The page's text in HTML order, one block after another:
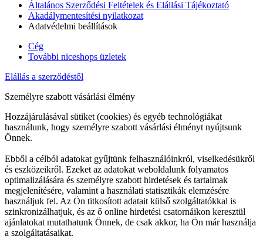
Általános Szerződési Feltételek és Elállási Tájékoztató
Akadálymentesítési nyilatkozat
Adatvédelmi beállítások
Cég
További niceshops üzletek
Elállás a szerződéstől
Személyre szabott vásárlási élmény
Hozzájárulásával sütiket (cookies) és egyéb technológiákat
használunk, hogy személyre szabott vásárlási élményt nyújtsunk
Önnek.
Ebből a célból adatokat gyűjtünk felhasználóinkról, viselkedésükről
és eszközeikről. Ezeket az adatokat weboldalunk folyamatos
optimalizálására és személyre szabott hirdetések és tartalmak
megjelenítésére, valamint a használati statisztikák elemzésére
használjuk fel. Az Ön titkosított adatait külső szolgáltatókkal is
szinkronizálhatjuk, és az ő online hirdetési csatornáikon keresztül
ajánlatokat mutathatunk Önnek, de csak akkor, ha Ön már használja
a szolgáltatásaikat.